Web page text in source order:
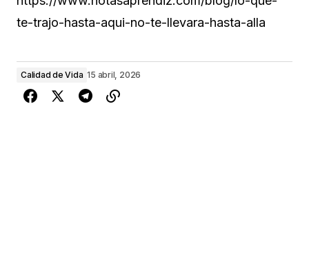
te-trajo-hasta-aqui-no-te-llevara-hasta-alla
Calidad de Vida 15 abril, 2026